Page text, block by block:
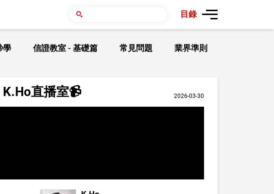
目錄
學 信證教室 - 基礎篇 常見問題 業界準則
直播室📹 2026-03-30